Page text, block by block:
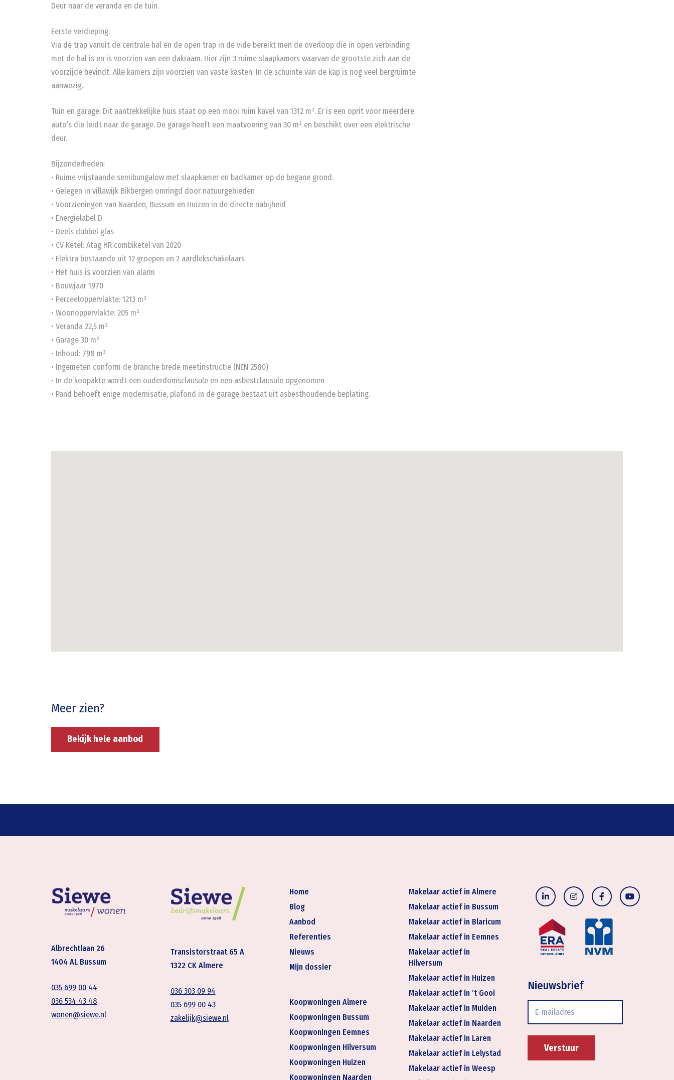
Deur naar de veranda en de tuin.
Eerste verdieping:
Via de trap vanuit de centrale hal en de open trap in de vide bereikt men de overloop die in open verbinding
met de hal is en is voorzien van een dakraam. Hier zijn 3 ruime slaapkamers waarvan de grootste zich aan de
voorzijde bevindt. Alle kamers zijn voorzien van vaste kasten. In de schuinte van de kap is nog veel bergruimte
aanwezig.
Tuin en garage: Dit aantrekkelijke huis staat op een mooi ruim kavel van 1312 m². Er is een oprit voor meerdere
auto’s die leidt naar de garage. De garage heeft een maatvoering van 30 m² en beschikt over een elektrische
deur.
Bijzonderheden:
• Ruime vrijstaande semibungalow met slaapkamer en badkamer op de begane grond.
• Gelegen in villawijk Bikbergen omringd door natuurgebieden
• Voorzieningen van Naarden, Bussum en Huizen in de directe nabijheid
• Energielabel D
• Deels dubbel glas
• CV Ketel: Atag HR combiketel van 2020
• Elektra bestaande uit 12 groepen en 2 aardlekschakelaars
• Het huis is voorzien van alarm
• Bouwjaar 1970
• Perceeloppervlakte: 1213 m²
• Woonoppervlakte: 205 m²
• Veranda 22,5 m²
• Garage 30 m²
• Inhoud: 798 m³
• Ingemeten conform de branche brede meetinstructie (NEN 2580)
• In de koopakte wordt een ouderdomsclausule en een asbestclausule opgenomen
• Pand behoeft enige modernisatie, plafond in de garage bestaat uit asbesthoudende beplating.
Meer zien?
Bekijk hele aanbod
Albrechtlaan 26
1404 AL Bussum
035 699 00 44
036 534 43 48
wonen@siewe.nl
Transistorstraat 65 A
1322 CK Almere
036 303 09 94
035 699 00 43
zakelijk@siewe.nl
Home
Blog
Aanbod
Referenties
Nieuws
Mijn dossier
Koopwoningen Almere
Koopwoningen Bussum
Koopwoningen Eemnes
Koopwoningen Hilversum
Koopwoningen Huizen
Koopwoningen Naarden
Makelaar actief in Almere
Makelaar actief in Bussum
Makelaar actief in Blaricum
Makelaar actief in Eemnes
Makelaar actief in
Hilversum
Makelaar actief in Huizen
Makelaar actief in ’t Gooi
Makelaar actief in Muiden
Makelaar actief in Naarden
Makelaar actief in Laren
Makelaar actief in Lelystad
Makelaar actief in Weesp
Nieuwsbrief